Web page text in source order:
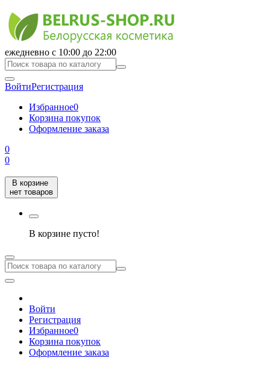
ежедневно с 10:00 до 22:00
ВойтиРегистрация
Избранное0
Корзина покупок
Оформление заказа
0
0
В корзине
нет товаров
В корзине пусто!
Войти
Регистрация
Избранное0
Корзина покупок
Оформление заказа